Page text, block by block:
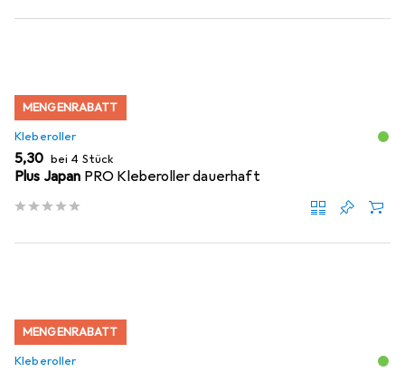
MENGENRABATT
Kleberoller
EUR
5,30 bei 4 Stück
Plus Japan PRO Kleberoller dauerhaft
MENGENRABATT
Kleberoller